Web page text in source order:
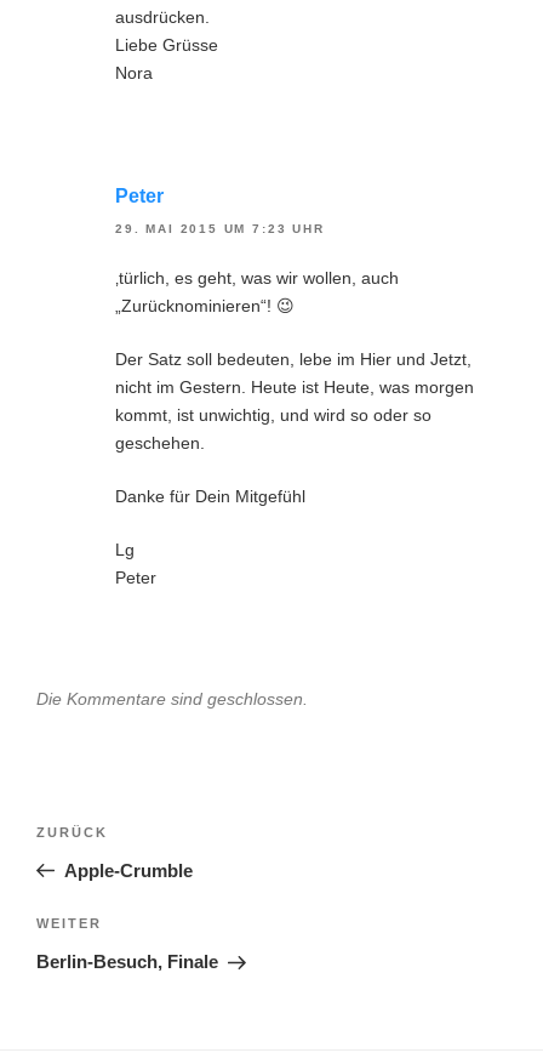
ausdrücken.
Liebe Grüsse
Nora
Peter
29. MAI 2015 UM 7:23 UHR
‚türlich, es geht, was wir wollen, auch
„Zurücknominieren“! 😉
Der Satz soll bedeuten, lebe im Hier und Jetzt,
nicht im Gestern. Heute ist Heute, was morgen
kommt, ist unwichtig, und wird so oder so
geschehen.
Danke für Dein Mitgefühl
Lg
Peter
Die Kommentare sind geschlossen.
Beitragsnavigation
Vorheriger
Beitrag
ZURÜCK
Apple-Crumble
Nächster
Beitrag
WEITER
Berlin-Besuch, Finale